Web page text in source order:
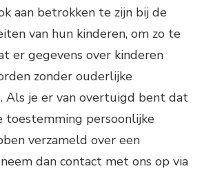
aan betrokken te zijn bij de
van hun kinderen, om zo te
er gegevens over kinderen
zonder ouderlijke
Als je er van overtuigd bent dat
toestemming persoonlijke
verzameld over een
dan contact met ons op via